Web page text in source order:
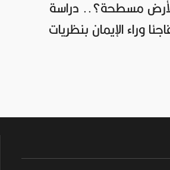
مسطحة؟.. دراسة
وراء الإيمان بنظريات